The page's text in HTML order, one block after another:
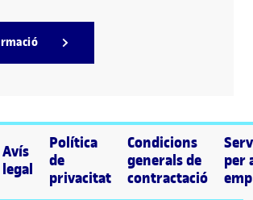
Avís
legal
Política
de
privacitat
Condicions
generals de
contractació
per